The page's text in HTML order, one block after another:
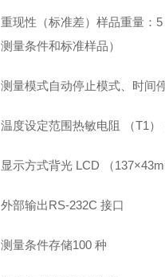
重现性（标准差）样品重量：
测量条件和标准样品）
测量模式自动停止模式、时间
温度设定范围热敏电阻 （T1）
显示方式背光 LCD （
外部输出RS-232C 接口
测量条件存储100 种